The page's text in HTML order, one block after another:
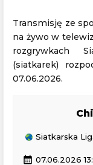
Transmisję ze
na żywo w
rozgrywkach
(siatkarek)
07.06.2026.
Siatkarska Liga Narodów
calendar_month 07.06.2026